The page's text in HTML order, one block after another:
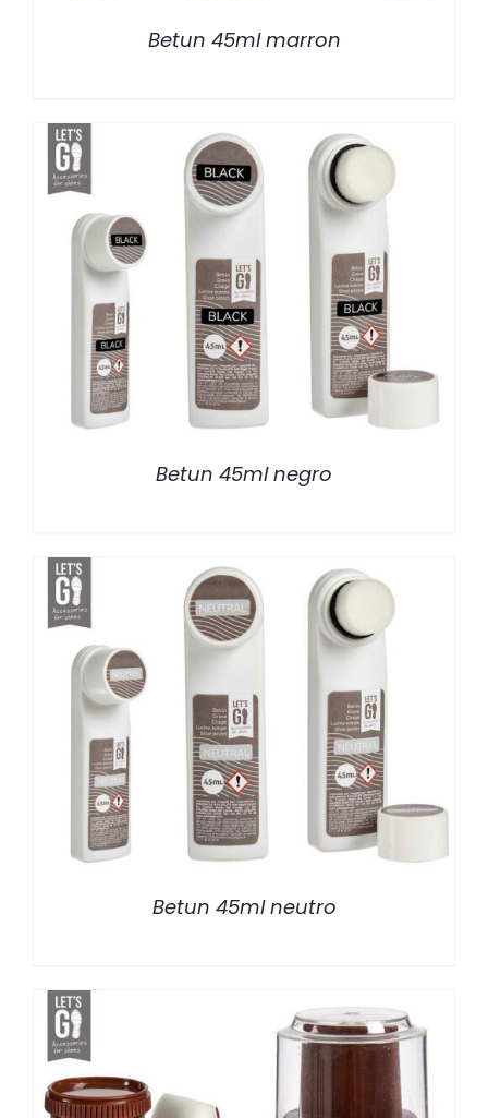
Betun 45ml marron
/ DETALLES
Betun 45ml negro
/ DETALLES
Betun 45ml neutro